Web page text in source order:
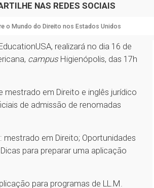
NAS REDES SOCIAIS
o Mundo do Direito nos Estados Unidos
realizará no dia 16 de
campus Higienópolis, das 17h
em Direito e inglês jurídico
de admissão de renomadas
em Direito; Oportunidades
para preparar uma aplicação
para programas de LL.M.